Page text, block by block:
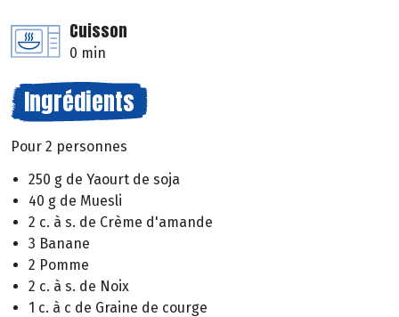
Cuisson
0 min
Ingrédients
Pour 2 personnes
250 g de Yaourt de soja
40 g de Muesli
2 c. à s. de Crème d'amande
3 Banane
2 Pomme
2 c. à s. de Noix
1 c. à c de Graine de courge